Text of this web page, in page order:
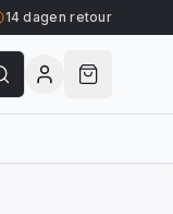
14 dagen retour